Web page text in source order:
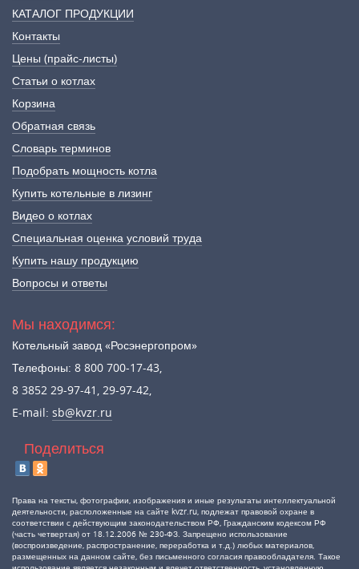
КАТАЛОГ ПРОДУКЦИИ
Контакты
Цены (прайс-листы)
Статьи о котлах
Корзина
Обратная связь
Словарь терминов
Подобрать мощность котла
Купить котельные в лизинг
Видео о котлах
Специальная оценка условий труда
Купить нашу продукцию
Вопросы и ответы
Мы находимся:
Котельный завод «Росэнергопром»
Телефоны: 8 800 700-17-43,
8 3852 29-97-41, 29-97-42,
E-mail: sb@kvzr.ru
Поделиться
Права на тексты, фотографии, изображения и иные результаты интеллектуальной
деятельности, расположенные на сайте kvzr.ru, подлежат правовой охране в
соответствии с действующим законодательством РФ, Гражданским кодексом РФ
(часть четвертая) от 18.12.2006 № 230-ФЗ. Запрещено использование
(воспроизведение, распространение, переработка и т.д.) любых материалов,
размещенных на данном сайте, без письменного согласия правообладателя. Такое